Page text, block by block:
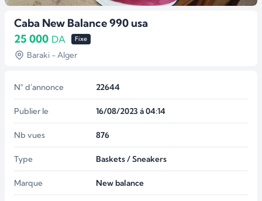
Caba New Balance 990 usa
25 000 DA Fixe
Baraki - Alger
N° d'annonce 22644
Publier le 16/08/2023 á 04:14
Nb vues 876
Type Baskets / Sneakers
Marque New balance